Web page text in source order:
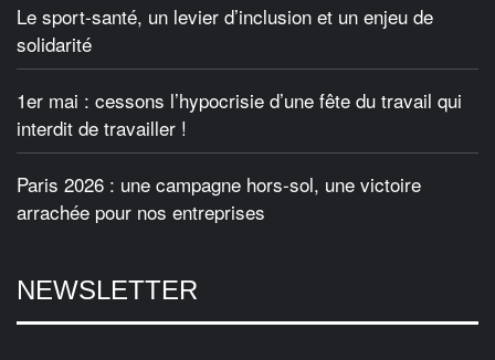
Le sport-santé, un levier d’inclusion et un enjeu de
solidarité
1er mai : cessons l’hypocrisie d’une fête du travail qui
interdit de travailler !
Paris 2026 : une campagne hors-sol, une victoire
arrachée pour nos entreprises
NEWSLETTER